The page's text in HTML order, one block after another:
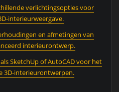
verlichtingsopties voor
interieurweergave.
en afmetingen van
interieurontwerp.
SketchUp of AutoCAD voor het
3D-interieurontwerpen.